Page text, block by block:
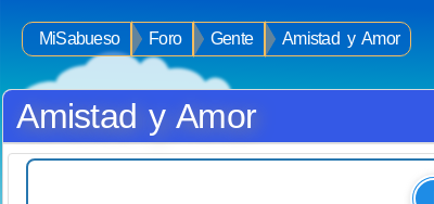
MiSabueso Foro Gente Amistad y Amor
Amistad y Amor